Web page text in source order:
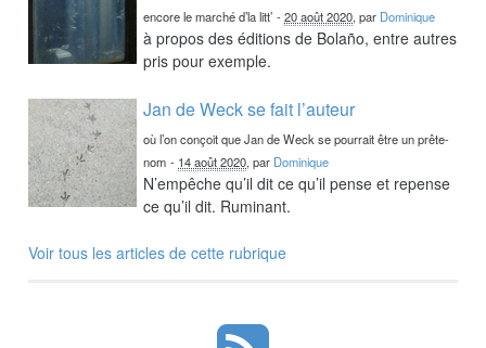
encore le marché d’la litt’ -20 août 2020, par Dominique
à propos des éditions de Bolaño, entre autres
pris pour exemple.
Jan de Weck se fait l’auteur
où l’on conçoit que Jan de Weck se pourrait être un prête-
nom - 14 août 2020, par Dominique
N’empêche qu’il dit ce qu’il pense et repense
ce qu’il dit. Ruminant.
Voir tous les articles de cette rubrique